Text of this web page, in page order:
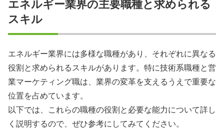
エネルギー業界の主要職種と求められる
スキル
エネルギー業界には多様な職種があり、それぞれに異なる
役割と求められるスキルがあります。特に技術系職種と営
業マーケティング職は、業界の変革を支えるうえで重要な
位置を占めています。
以下では、これらの職種の役割と必要な能力について詳し
く説明するので、ぜひ参考にしてみてください。